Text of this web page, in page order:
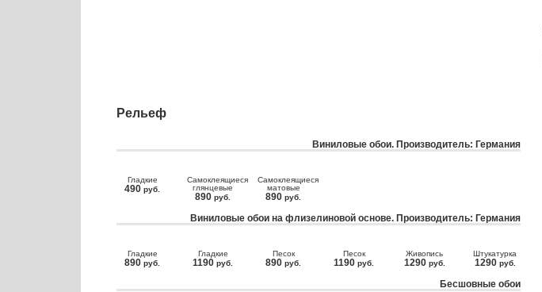
Рельеф
Виниловые обои. Производитель: Германия
Гладкие
490 руб.
Самоклеящиеся
глянцевые
890 руб.
Самоклеящиеся
матовые
890 руб.
Виниловые обои на флизелиновой основе. Производитель: Германия
Гладкие
890 руб.
Гладкие
1190 руб.
Песок
890 руб.
Песок
1190 руб.
Живопись
1290 руб.
Штукатурка
1290 руб.
Бесшовные обои